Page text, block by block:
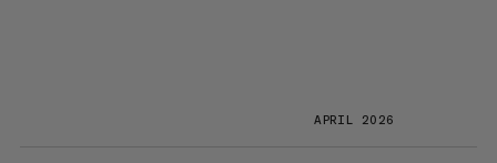
APRIL 2026